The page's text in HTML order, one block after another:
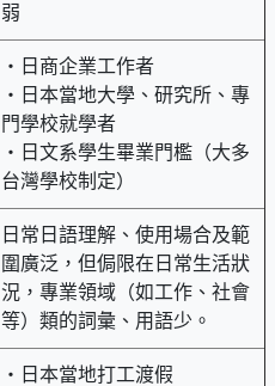
弱
・日商企業工作者
・日本當地大學、研究所、專
門學校就學者
・日文系學生畢業門檻（大多
台灣學校制定）
日常日語理解、使用場合及範
圍廣泛，但侷限在日常生活狀
況，專業領域（如工作、社會
等）類的詞彙、用語少。
・日本當地打工渡假